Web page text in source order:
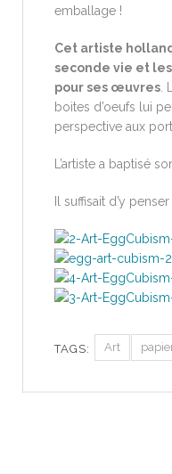
emballage !
Cet artiste
seconde vie et
pour ses œuvres
boites d’oeufs lui
perspective aux
L’artiste a baptisé
Il suffisait d’y penser
TAGS: Art